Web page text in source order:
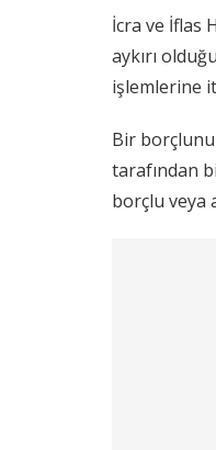
İcra ve İflas
aykırı
işlemlerine
Bir
tarafından
borçlu veya